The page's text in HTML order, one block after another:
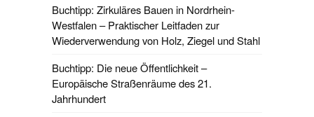
Buchtipp: Zirkuläres Bauen in Nordrhein-
Westfalen – Praktischer Leitfaden zur
Wiederverwendung von Holz, Ziegel und Stahl
Buchtipp: Die neue Öffentlichkeit –
Europäische Straßenräume des 21.
Jahrhundert